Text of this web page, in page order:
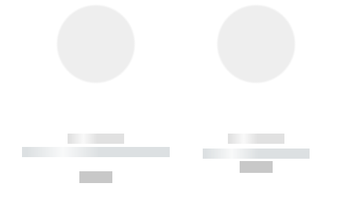
------------
----------- ----------- --------
------------
----------- -----------